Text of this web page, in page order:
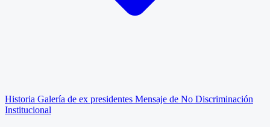
Historia Galería de ex presidentes Mensaje de No Discriminación
Institucional